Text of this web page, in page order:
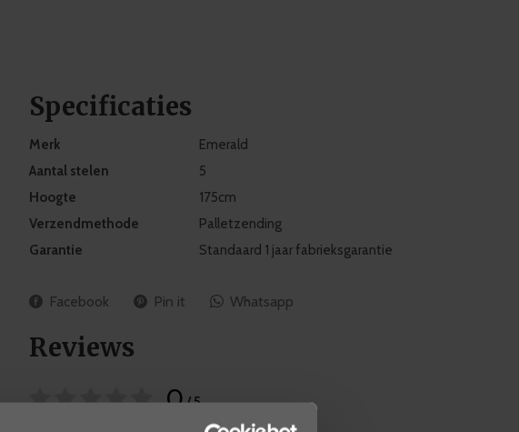
Specificaties
Merk
Emerald
Aantal stelen
5
Hoogte
175cm
Verzendmethode
Palletzending
Garantie
Standaard 1 jaar fabrieksgarantie
Facebook Pin it Whatsapp
Reviews
0/ 5
0 sterren op basis van 0 beoordelingen